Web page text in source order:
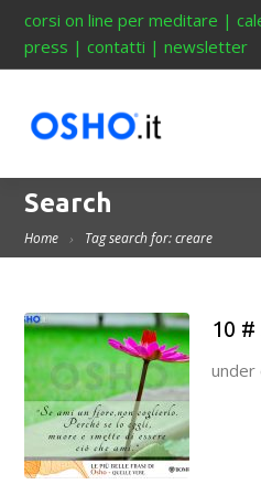
corsi on line per meditare |
press |contatti |newsletter
Search
Home Tag search for: creare
10
under